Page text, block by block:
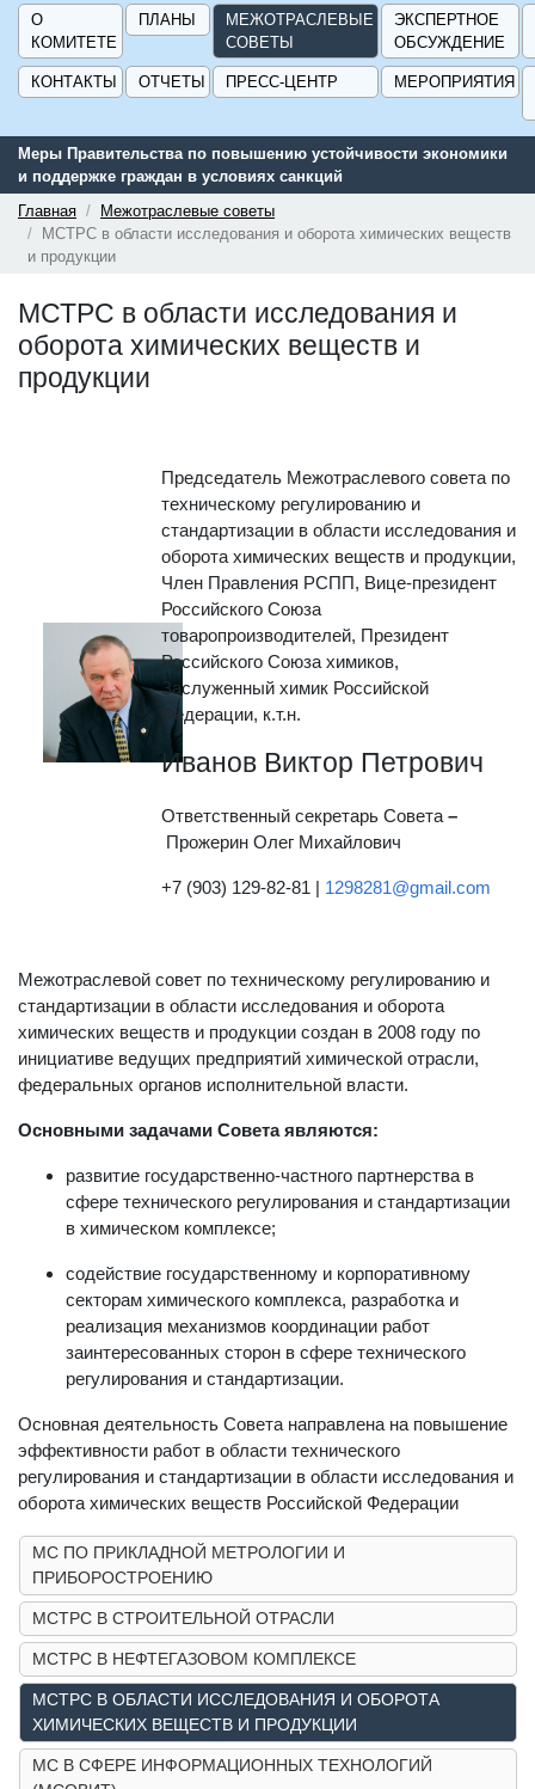
О
КОМИТЕТЕ
ПЛАНЫ
МЕЖОТРАСЛЕВЫЕ
СОВЕТЫ
ЭКСПЕРТНОЕ
ОБСУЖДЕНИЕ
КОНТАКТЫ ОТЧЕТЫ ПРЕСС-ЦЕНТР МЕРОПРИЯТИЯ
Меры Правительства по повышению устойчивости экономики
и поддержке граждан в условиях санкций
Главная
Межотраслевые советы
МСТРС в области исследования и оборота химических веществ
и продукции
МСТРС в области исследования и
оборота химических веществ и
продукции
Председатель Межотраслевого совета по
техническому регулированию и
стандартизации в области исследования и
оборота химических веществ и продукции,
Член Правления РСПП, Вице-президент
Российского Союза
товаропроизводителей, Президент
Российского Союза химиков,
Заслуженный химик Российской
Федерации, к.т.н.
Иванов Виктор Петрович
Ответственный секретарь Совета –
Прожерин Олег Михайлович
+7 (903) 129-82-81 | 1298281@gmail.com
Межотраслевой совет по техническому регулированию и
стандартизации в области исследования и оборота
химических веществ и продукции создан в 2008 году по
инициативе ведущих предприятий химической отрасли,
федеральных органов исполнительной власти.
Основными задачами Совета являются:
развитие государственно-частного партнерства в
сфере технического регулирования и стандартизации
в химическом комплексе;
содействие государственному и корпоративному
секторам химического комплекса, разработка и
реализация механизмов координации работ
заинтересованных сторон в сфере технического
регулирования и стандартизации.
Основная деятельность Совета направлена на повышение
эффективности работ в области технического
регулирования и стандартизации в области исследования и
оборота химических веществ Российской Федерации
МС ПО ПРИКЛАДНОЙ МЕТРОЛОГИИ И
ПРИБОРОСТРОЕНИЮ
МСТРС В СТРОИТЕЛЬНОЙ ОТРАСЛИ
МСТРС В НЕФТЕГАЗОВОМ КОМПЛЕКСЕ
МСТРС В ОБЛАСТИ ИССЛЕДОВАНИЯ И ОБОРОТА
ХИМИЧЕСКИХ ВЕЩЕСТВ И ПРОДУКЦИИ
МС В СФЕРЕ ИНФОРМАЦИОННЫХ ТЕХНОЛОГИЙ